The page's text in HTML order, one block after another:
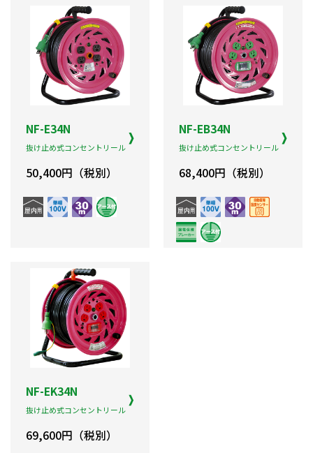
NF-E34N
抜け止め式コンセントリール
50,400円（税別）
NF-EB34N
抜け止め式コンセントリール
68,400円（税別）
NF-EK34N
抜け止め式コンセントリール
69,600円（税別）